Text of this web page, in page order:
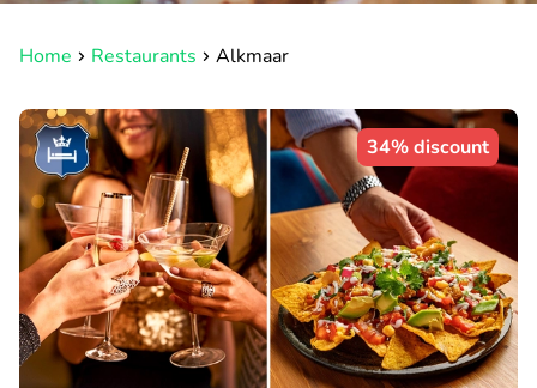
Home Restaurants Alkmaar
34% discount